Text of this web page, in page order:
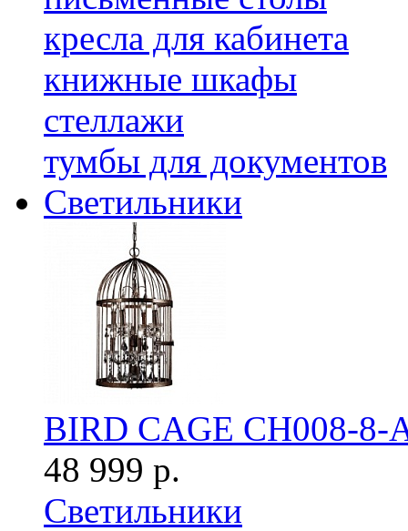
кресла для кабинета
книжные шкафы
стеллажи
тумбы для документов
Светильники
BIRD CAGE CH008-8-
48 999 р.
Светильники